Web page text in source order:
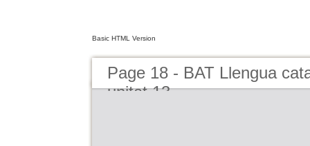
Basic HTML Version
Page 18 - BAT Llengua
unitat 13